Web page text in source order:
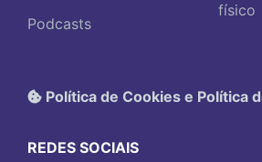
Podcasts
físico
Política de Cookies e Política
REDES SOCIAIS